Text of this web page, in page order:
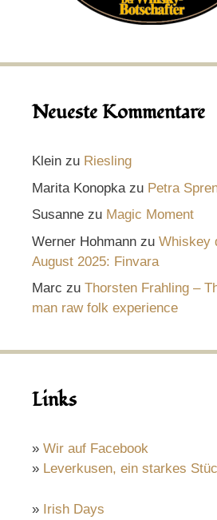
Neueste Kommentare
Klein zu Riesling
Marita Konopka zu Petra
Susanne zu Magic Moment
Werner Hohmann zu Whiskey
August 2025: Finvara
Marc zu Thorsten Frahling –
man raw folk experience
Links
» Wir auf Facebook
» Leverkusen, ein starkes
» Irish Days